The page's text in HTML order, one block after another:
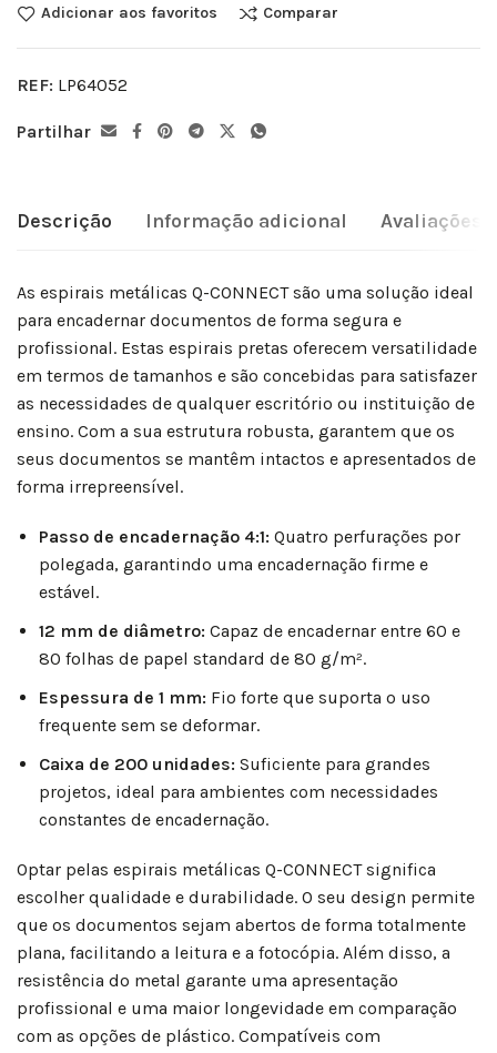
Adicionar aos favoritos Comparar
REF: LP64052
Partilhar
Descrição Informação adicional Avaliações
As espirais metálicas Q-CONNECT são uma solução ideal
para encadernar documentos de forma segura e
profissional. Estas espirais pretas oferecem versatilidade
em termos de tamanhos e são concebidas para satisfazer
as necessidades de qualquer escritório ou instituição de
ensino. Com a sua estrutura robusta, garantem que os
seus documentos se mantêm intactos e apresentados de
forma irrepreensível.
Passo de encadernação 4:1: Quatro perfurações por
polegada, garantindo uma encadernação firme e
estável.
12 mm de diâmetro: Capaz de encadernar entre 60 e
80 folhas de papel standard de 80 g/m².
Espessura de 1 mm: Fio forte que suporta o uso
frequente sem se deformar.
Caixa de 200 unidades: Suficiente para grandes
projetos, ideal para ambientes com necessidades
constantes de encadernação.
Optar pelas espirais metálicas Q-CONNECT significa
escolher qualidade e durabilidade. O seu design permite
que os documentos sejam abertos de forma totalmente
plana, facilitando a leitura e a fotocópia. Além disso, a
resistência do metal garante uma apresentação
profissional e uma maior longevidade em comparação
com as opções de plástico. Compatíveis com